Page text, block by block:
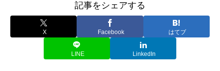
記事をシェアする
X Facebook はてブ
LINE LinkedIn